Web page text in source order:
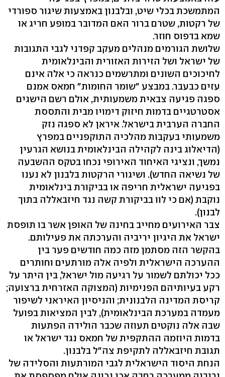
המתמשכת בכלי שיט, ובלבנון באמצעות שיגור ספורדי
של רקטות, שטרם ברור האם המדובר במופע חריג או
שמא בדפוס חוזר.
שלושת הגורמים מנהלים מעקב קפדני לגבי התגובות
של ישראל ושל הזירות האזורית והבינלאומית
לחיכוכים השונים ומתרשמים כנראה כי אלה אינם
עזים כבעבר. במבצע "שומר החומות" חמאס אמנם
ספגה פגיעה צבאית משמעותית, אולם רשם הישגים
אסטרטגיים בדמות חיזוק דימויו מבית והתססת
החברה הערבית בישראל. איראן לא ספגה נזק
משמעותי בעקבות מהלכיה התוקפניים במפרץ
(הדיאלוג בינה לקהילה הבינלאומית בנושא הגרעין
נמשך, ונציגי האיחוד האירופי נכחו בטקס ההשבעה
של נשיאה החדש). ושיגורי הרקטות בלבנון לא נענו
בפגיעה ישראלית חריפה או בביקורת בינלאומית
נוקבת (אם כי לוו בביקורת קשה נגד חיזבאללה בתוך
לבנון).
צבר האירועים מחייב בחינה של האופן אשר בו תופסת
ישראל את היגיון יריביה והערכתה את פעילותם.
בהקשר הזה מסתמן מזה כמה חודשים פער בין
ההערכה הישראלית ולפיה אלה מורתעים וחותרים
ככל יכולתם לשמור על רגיעה מול ישראל, בין היתר על
רקע בעיותיהם הפנימיות (המצוקה האזרחית ברצועה;
קריסת המדינה הלבנונית; והניסיון האיראני לשיפור
מעמדה במערכת הבינלאומית), לבין המציאות בפועל
שבה אלה נוקטים תעוזה שכבר הולידה הפתעות
בדמות היוזמה ההתקפית של חמאס נגד ישראל או
תגובת חיזבאללה לתקיפת צה"ל בלבנון.
הנחת היסוד הישראלית לגבי המורתעות והסלידה של